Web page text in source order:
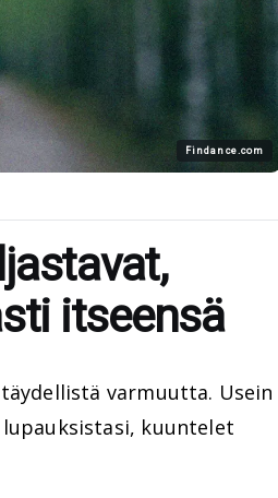
Findance.com
itseensä
varmuutta. Usein
kuuntelet